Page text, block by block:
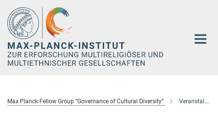
Hauptinhalt
Max Planck Fellow Group “Governance of Cultural Diversity” Veranstaltungen